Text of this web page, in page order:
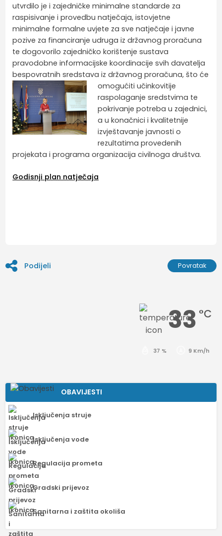
utvrdilo je i zajedničke minimalne standarde za
raspisivanje i provedbu natječaja, istovjetne
minimalne formalne uvjete za sve natječaje i javne
pozive za financiranje udruga iz državnog proračuna
te dogovorilo zajedničko korištenje sustava
pravodobne informacijske koordinacije svih davatelja
bespovratnih sredstava iz državnog proračuna, što će
omogućiti učinkovitije
raspolaganje sredstvima te
pokrivanje potreba u zajednici,
a u konačnici i kvalitetnije
izvještavanje javnosti o
rezultatima provedenih
projekata i programa organizacija civilnoga društva.
Godisnji plan natječaja
Podijeli Povratak
33 °C
37 % 9 Km/h
OBAVIJESTI
Isključenja struje
Isključenja vode
Regulacija prometa
Gradski prijevoz
Sanitarna i zaštita okoliša